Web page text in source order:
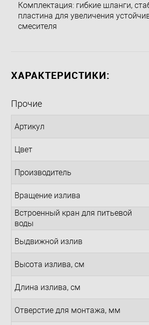
Комплектация: гибкие шланги,
пластина для увеличения
смесителя
ХАРАКТЕРИСТИКИ:
Прочие
Артикул
Цвет
Производитель
Вращение излива
Встроенный кран для питьевой
воды
Выдвижной излив
Высота излива, см
Длина излива, см
Отверстие для монтажа, мм